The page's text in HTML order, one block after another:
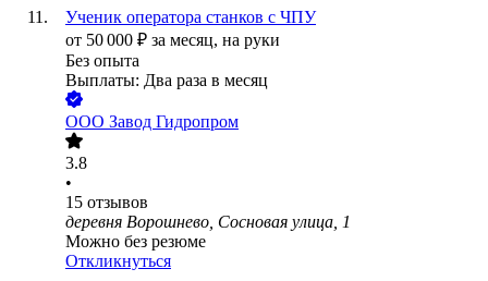
Ученик оператора станков с ЧПУ
от 50 000 ₽ за месяц, на руки
Без опыта
Выплаты: Два раза в месяц
ООО Завод Гидропром
3.8
•
15 отзывов
деревня Ворошнево, Сосновая улица, 1
Можно без резюме
Откликнуться